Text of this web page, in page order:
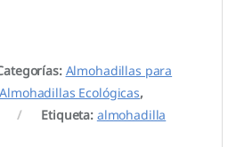
Almohadillas para
Almohadillas Ecológicas,
Etiqueta: almohadilla